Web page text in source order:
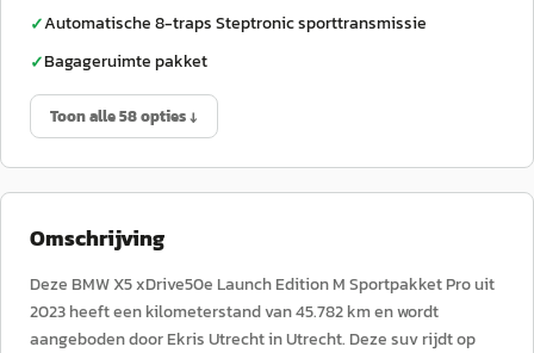
✓Automatische 8-traps Steptronic sporttransmissie
✓Bagageruimte pakket
Toon alle 58 opties ↓
Omschrijving
Deze BMW X5 xDrive50e Launch Edition M Sportpakket Pro uit
2023 heeft een kilometerstand van 45.782 km en wordt
aangeboden door Ekris Utrecht in Utrecht. Deze suv rijdt op